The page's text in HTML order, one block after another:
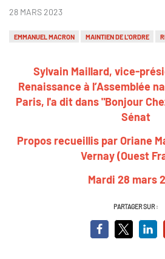
28 MARS 2023
EMMANUEL MACRON MAINTIEN DE L'ORDRE
Sylvain Maillard, vice-
Renaissance à l’Assemblée
Paris, l'a dit dans "Bonjour
Sénat
Propos recueillis par Oriane
Vernay (Ouest
Mardi 28 mars
PARTAGER SUR :